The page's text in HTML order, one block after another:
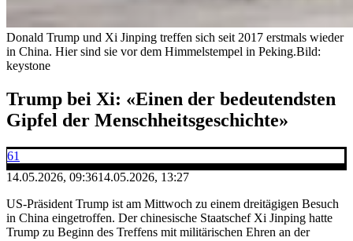
Donald Trump und Xi Jinping treffen sich seit 2017 erstmals wieder
in China. Hier sind sie vor dem Himmelstempel in Peking.Bild:
keystone
Trump bei Xi: «Einen der bedeutendsten
Gipfel der Menschheitsgeschichte»
61
14.05.2026, 09:3614.05.2026, 13:27
US-Präsident Trump ist am Mittwoch zu einem dreitägigen Besuch
in China eingetroffen. Der chinesische Staatschef Xi Jinping hatte
Trump zu Beginn des Treffens mit militärischen Ehren an der